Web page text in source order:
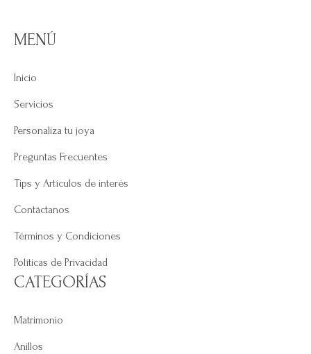
MENÚ
Inicio
Servicios
Personaliza tu joya
Preguntas Frecuentes
Tips y Artículos de interés
Contáctanos
Términos y Condiciones
Políticas de Privacidad
CATEGORÍAS
Matrimonio
Anillos